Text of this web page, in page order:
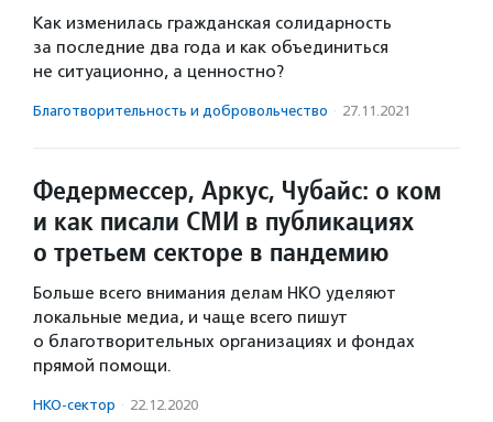
Как изменилась гражданская солидарность
за последние два года и как объединиться
не ситуационно, а ценностно?
Благотвори­тель­ность и доброволь­чест­во · 27.11.2021
Федермессер, Аркус, Чубайс: о ком
и как писали СМИ в публикациях
о третьем секторе в пандемию
Больше всего внимания делам НКО уделяют
локальные медиа, и чаще всего пишут
о благотворительных организациях и фондах
прямой помощи.
НКО-сектор · 22.12.2020